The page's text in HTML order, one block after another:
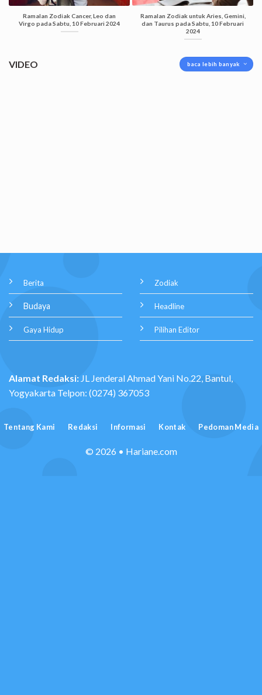
Ramalan Zodiak Cancer, Leo dan
Virgo pada Sabtu, 10 Februari 2024
Ramalan Zodiak untuk Aries, Gemini,
dan Taurus pada Sabtu, 10 Februari
2024
VIDEO baca lebih banyak
Berita
Budaya
Gaya Hidup
Zodiak
Headline
Pilihan Editor
Alamat Redaksi: JL Jenderal Ahmad Yani No.22, Bantul,
Yogyakarta Telpon: (0274) 367053
Tentang Kami Redaksi Informasi Kontak Pedoman Media
© 2026 • Hariane.com